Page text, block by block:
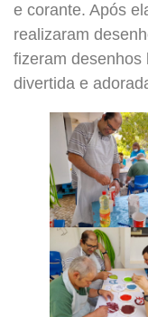
e corante. Após
realizaram
fizeram desenhos
divertida e